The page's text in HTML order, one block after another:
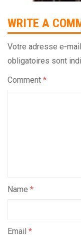
WRITE A
Votre adresse e-
obligatoires sont
Comment *
Name *
Email *